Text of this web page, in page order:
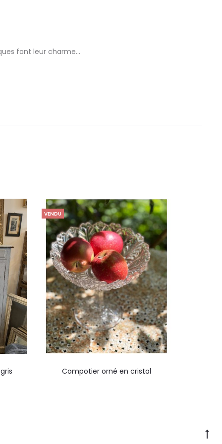
font leur charme…
VENDU
Compotier orné en cristal